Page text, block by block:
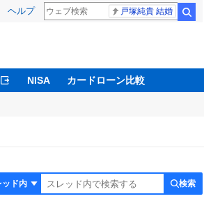
ヘルプ 戸塚純貴 結婚
NISA カードローン比較
検索